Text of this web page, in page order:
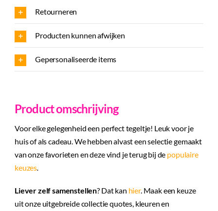
Product omschrijving
Voor elke gelegenheid een perfect tegeltje! Leuk voor je
huis of als cadeau. We hebben alvast een selectie gemaakt
van onze favorieten en deze vind je terug bij de populaire
keuzes
Liever zelf samenstellen? Dat kan hier. Maak een keuze
uit onze uitgebreide collectie quotes, kleuren en
Retourneren
Producten kunnen afwijken
Gepersonaliseerde items